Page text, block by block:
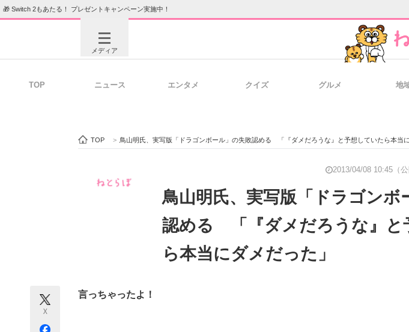
🎁 Switch 2もあたる！ プレゼントキャンペーン実施中！
メディア
ITエンジニア向け専門サイト 企業向けIT製品の総合サイト IT製品の技術
TOP ニュース エンタメ クイズ グルメ 地
TOP > 鳥山明氏、実写版「ドラゴンボール」の失敗認める 「『ダメだろうな』と予想していたら本当に
2013/04/08 10:45（公
鳥山明氏、実写版「ドラゴンボ
認める 「『ダメだろうな』と
ら本当にダメだった」
X
言っちゃったよ！